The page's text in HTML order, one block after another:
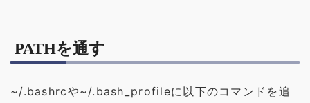
PATHを通す
~/.bashrcや~ /.bash_profileに以下のコマンドを追